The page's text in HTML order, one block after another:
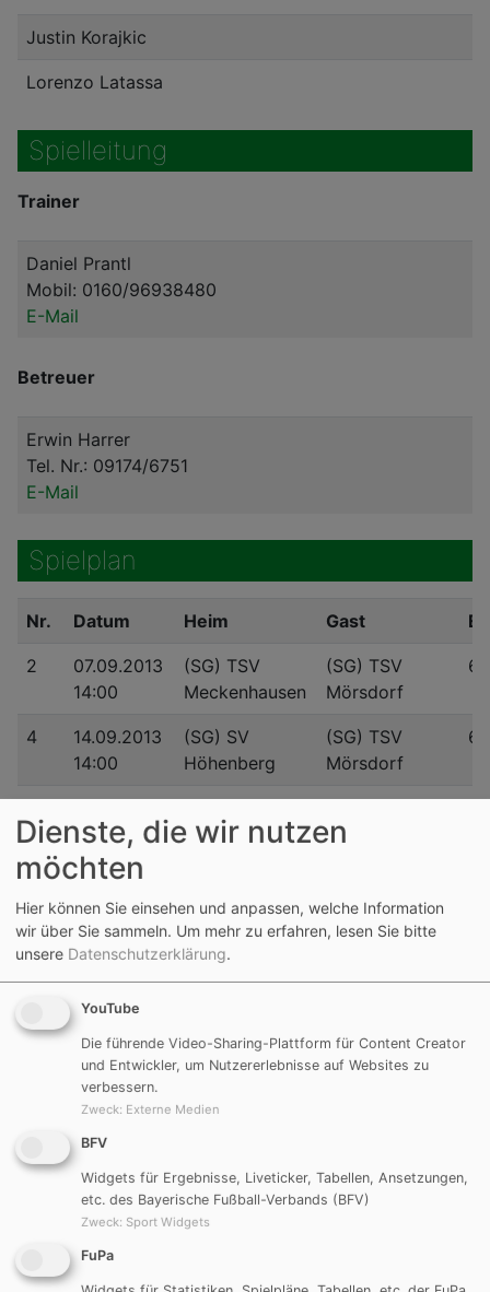
Justin Korajkic
Lorenzo Latassa
Spielleitung
Trainer
Daniel Prantl
Mobil: 0160/96938480
E-Mail
Betreuer
Erwin Harrer
Tel. Nr.: 09174/6751
E-Mail
Spielplan
Nr. Datum Heim Gast
2
07.09.2013
14:00
(SG) TSV
Meckenhausen
(SG) TSV
Mörsdorf
6:1
4
14.09.2013
14:00
(SG) SV
Höhenberg
(SG) TSV
Mörsdorf
14:00
Mörsdorf
II
14
28.09.2013
14:00
Reichertshofen
Mörsdorf
20
05.10.2013
14:00
(SG) TSV
Mörsdorf
Lauterhofen
14:00
Berg
Mörsdorf
19.10.2013
14:00
Mörsdorf
39
26.10.2013
13:00
Freystadt
Mörsdorf
08.05.2014
17:30
(SG) TSV
Dienste, die wir nutzen
möchten
Hier können Sie einsehen und anpassen, welche Information
wir über Sie sammeln. Um mehr zu erfahren, lesen Sie bitte
unsere Datenschutzerklärung.
YouTube
Die führende Video-Sharing-Plattform für Content Creator
und Entwickler, um Nutzererlebnisse auf Websites zu
verbessern.
Zweck: Externe Medien
BFV
Widgets für Ergebnisse, Liveticker, Tabellen, Ansetzungen,
etc. des Bayerische Fußball-Verbands (BFV)
Zweck: Sport Widgets
FuPa